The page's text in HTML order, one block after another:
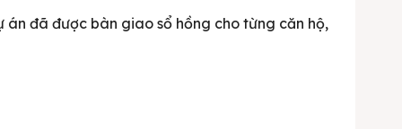
án đã được bàn giao sổ hồng cho từng căn hộ,